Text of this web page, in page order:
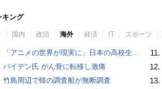
キング
国内 政治 海外 経済 IT スポーツ
「アニメの世界が現実に」日本の高校生の様子に中国ネット「青春」「うらやましい」
バイデン氏 がん骨に転移し激痛
竹島周辺で韓の調査船が無断調査
11.
12.
13.